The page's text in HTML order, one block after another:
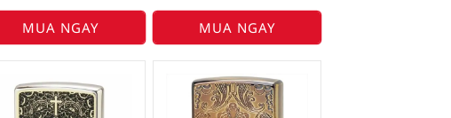
MUA NGAY MUA NGAY